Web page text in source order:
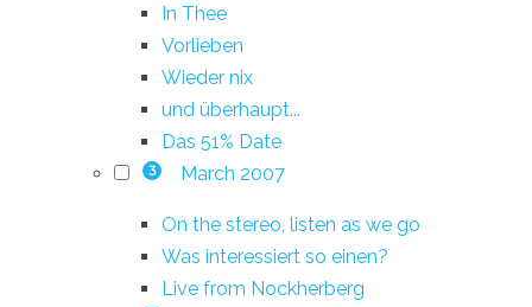
In Thee
Vorlieben
Wieder nix
und überhaupt...
Das 51% Date
3 March 2007
On the stereo, listen as we go
Was interessiert so einen?
Live from Nockherberg